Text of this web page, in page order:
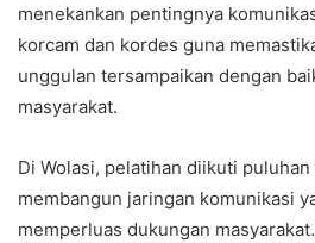
menekankan pentingnya
korcam dan kordes guna
unggulan tersampaikan dengan
masyarakat.
Di Wolasi, pelatihan diikuti
membangun jaringan komunikasi
memperluas dukungan